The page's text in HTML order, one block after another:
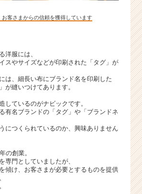
サ
ア
キ
ャ
リ
（C
h
e
C
a
客さまからの信頼を獲得しています
洋服には、
スやサイズなどが印刷された「タグ」が
は、細長い布にブランド名を印刷した
が縫いつけてあります。
しているのがナビックです。
有名ブランドの「タグ」や「ブランドネ
につくられているのか、興味ありません
の創業。
専門としていましたが、
傾け、お客さまが必要とするものを提供